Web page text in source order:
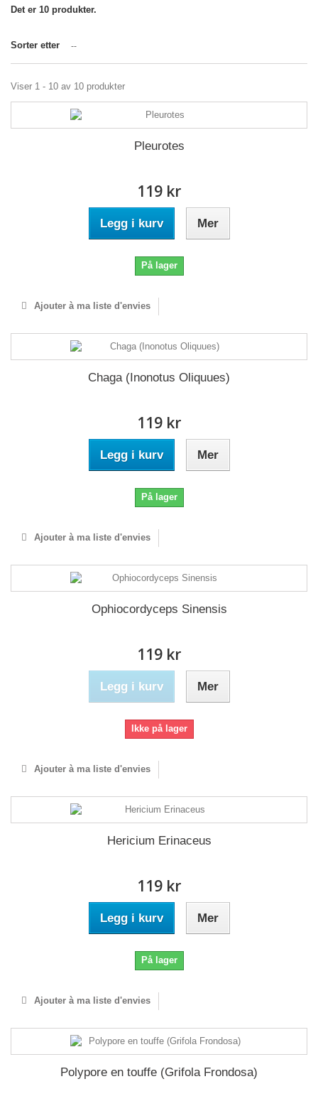
Det er 10 produkter.
Sorter etter --
Viser 1 - 10 av 10 produkter
Pleurotes
119 kr
Legg i kurv Mer
På lager
Ajouter à ma liste d'envies
Chaga (Inonotus Oliquues)
119 kr
Legg i kurv Mer
På lager
Ajouter à ma liste d'envies
Ophiocordyceps Sinensis
119 kr
Legg i kurv Mer
Ikke på lager
Ajouter à ma liste d'envies
Hericium Erinaceus
119 kr
Legg i kurv Mer
På lager
Ajouter à ma liste d'envies
Polypore en touffe (Grifola Frondosa)